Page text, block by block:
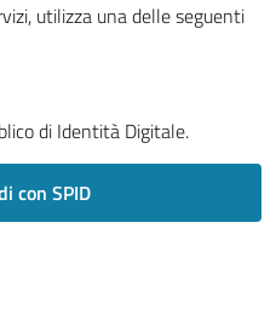
utilizza una delle seguenti
di Identità Digitale.
con SPID